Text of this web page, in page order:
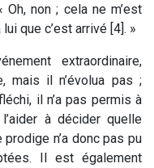
non ; cela ne m’est
que c’est arrivé [4]. »
extraordinaire,
mais il n’évolua pas ;
il n’a pas permis à
à décider quelle
n’a donc pas pu
Il est également